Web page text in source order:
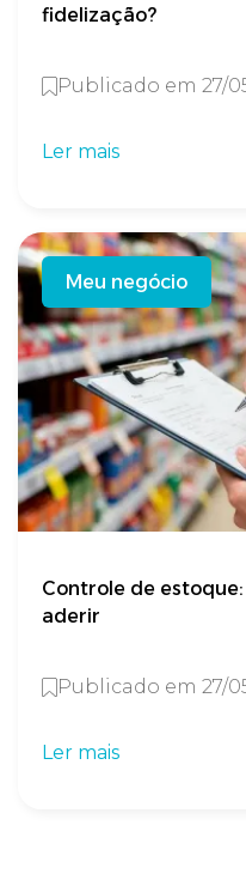
fidelização?
Ler mais
Publicado em 27/
Meu negócio
Controle de
aderir
Ler mais
Publicado em 27/